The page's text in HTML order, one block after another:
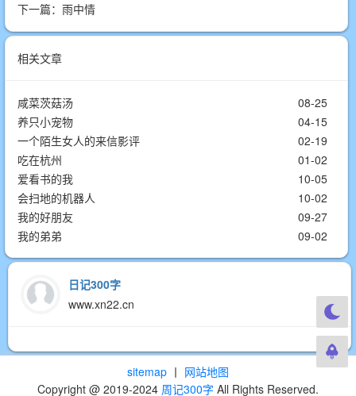
下一篇： 雨中情
相关文章
08-25
咸菜茨菇汤
04-15
养只小宠物
02-19
一个陌生女人的来信影评
01-02
吃在杭州
10-05
爱看书的我
10-02
会扫地的机器人
09-27
我的好朋友
09-02
我的弟弟
日记300字
www.xn22.cn
sitemap 丨 网站地图
Copyright @ 2019-2024 周记300字 All Rights Reserved.